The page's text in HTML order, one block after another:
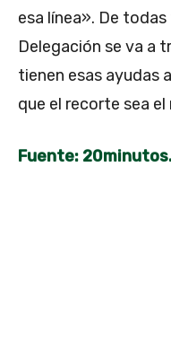
esa línea». De
Delegación se va a
tienen esas ayudas
que el recorte sea
Fuente: